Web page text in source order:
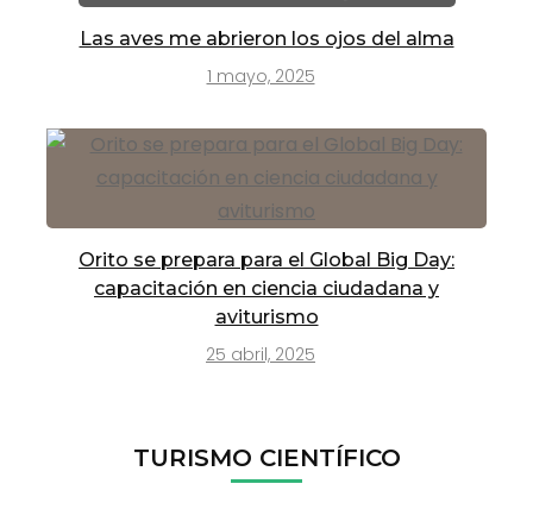
Las aves me abrieron los ojos del alma
1 mayo, 2025
Orito se prepara para el Global Big Day:
capacitación en ciencia ciudadana y
aviturismo
25 abril, 2025
TURISMO CIENTÍFICO